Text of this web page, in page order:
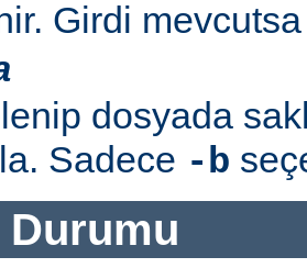
Girdi
dosyada
Sadece -b
Durumu